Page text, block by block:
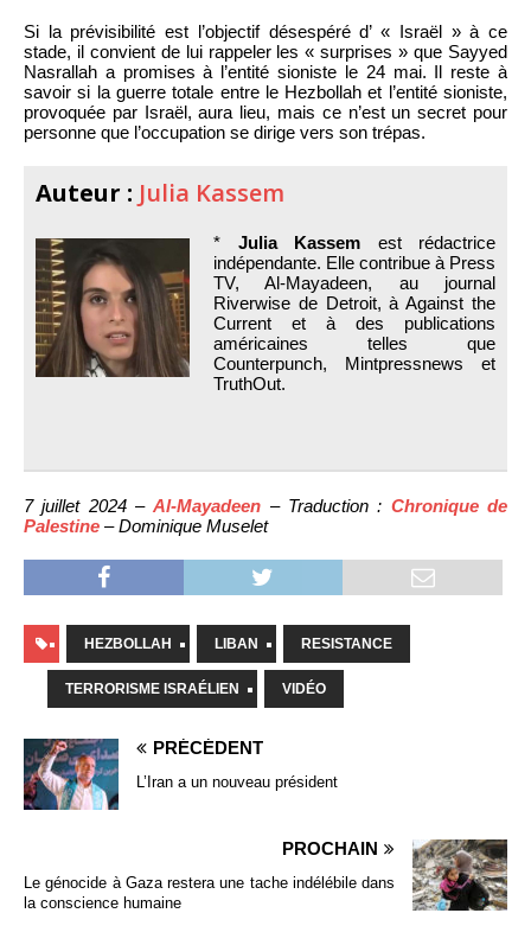
Si la prévisibilité est l’objectif désespéré d’ « Israël » à ce
stade, il convient de lui rappeler les « surprises » que Sayyed
Nasrallah a promises à l’entité sioniste le 24 mai. Il reste à
savoir si la guerre totale entre le Hezbollah et l’entité sioniste,
provoquée par Israël, aura lieu, mais ce n’est un secret pour
personne que l’occupation se dirige vers son trépas.
Auteur : Julia Kassem
* Julia Kassem est rédactrice
indépendante. Elle contribue à Press
TV, Al-Mayadeen, au journal
Riverwise de Detroit, à Against the
Current et à des publications
américaines telles que
Counterpunch, Mintpressnews et
TruthOut.
7 juillet 2024 –Al-Mayadeen – Traduction : Chronique de
Palestine – Dominique Muselet
HEZBOLLAH LIBAN RESISTANCE
TERRORISME ISRAÉLIEN VIDÉO
PRÉCÉDENT
L’Iran a un nouveau président
PROCHAIN
Le génocide à Gaza restera une tache indélébile dans
la conscience humaine